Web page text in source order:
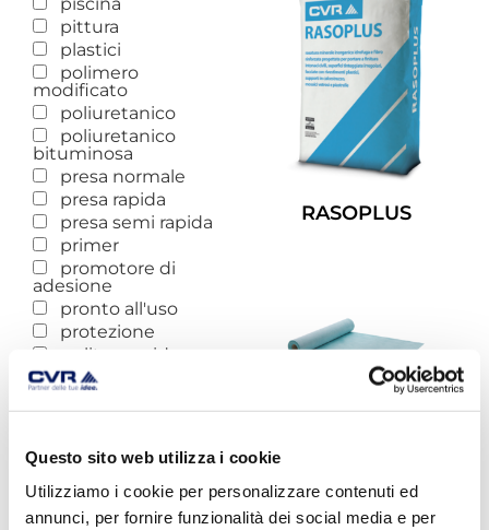
Questo sito web utilizza i cookie
Utilizziamo i cookie per personalizzare contenuti ed
annunci, per fornire funzionalità dei social media e per
pittura
plastici
polimero
modificato
poliuretanico
poliuretanico
bituminosa
presa normale
presa rapida
presa semi rapida
primer
promotore di
adesione
pronto all'uso
protezione
pulitore acido
pulitore basico
rapido indurimento
rasante
rasatura
reattivo
RASOPLUS